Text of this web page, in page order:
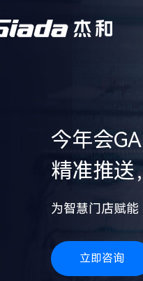
今年会
精准推送
为智慧门店赋能
立即咨询